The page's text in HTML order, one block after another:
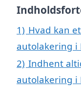
1) Hvad kan
autolakering
2) Indhent
autolakering